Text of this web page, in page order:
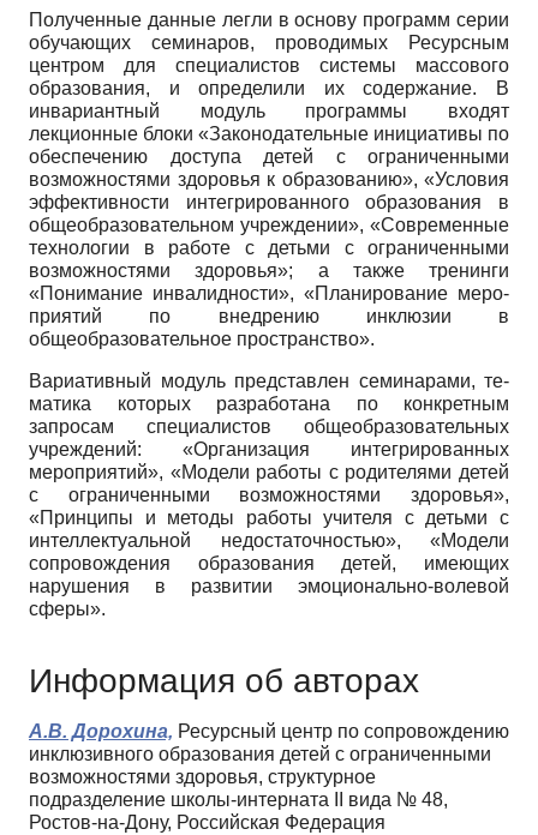
Полученные данные легли в основу программ се­рии
обучающих семинаров, проводимых Ресурсным
центром для специалистов системы массового
образо­вания, и определили их содержание. В
инвариантный модуль программы входят
лекционные блоки «Зако­нодательные инициативы по
обеспечению доступа де­тей с ограниченными
возможностями здоровья к обра­зованию», «Условия
эффективности интегрированно­го образования в
общеобразовательном учреждении», «Современные
технологии в работе с детьми с ограни­ченными
возможностями здоровья»; а также тренинги
«Понимание инвалидности», «Планирование меро­
приятий по внедрению инклюзии в
общеобразователь­ное пространство».
Вариативный модуль представлен семинарами, те­
матика которых разработана по конкретным
запросам специалистов общеобразовательных
учреждений: «Ор­ганизация интегрированных
мероприятий», «Модели работы с родителями детей
с ограниченными возмож­ностями здоровья»,
«Принципы и методы работы учи­теля с детьми с
интеллектуальной недостаточностью», «Модели
сопровождения образования детей, имеющих
нарушения в развитии эмоционально-волевой
сферы».
Информация об авторах
А.В. Дорохина, Ресурсный центр по сопровождению
инклюзивного образования детей с ограниченными
возможностями здоровья, структурное
подразделение школы-интерната II вида № 48,
Ростов-на-Дону, Российская Федерация